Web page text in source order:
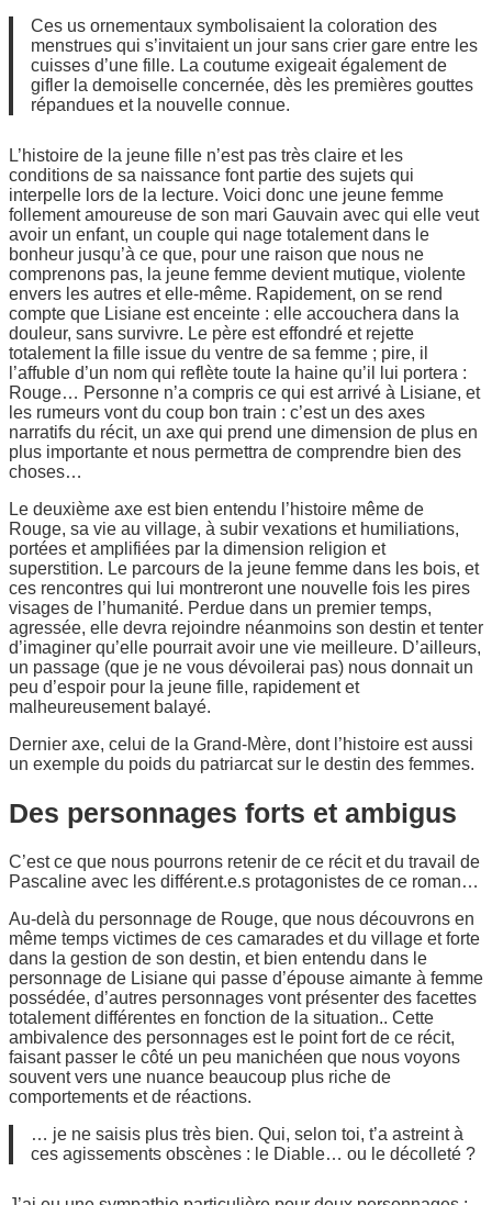
Ces us ornementaux symbolisaient la coloration des
menstrues qui s’invitaient un jour sans crier gare entre les
cuisses d’une fille. La coutume exigeait également de
gifler la demoiselle concernée, dès les premières gouttes
répandues et la nouvelle connue.
L’histoire de la jeune fille n’est pas très claire et les
conditions de sa naissance font partie des sujets qui
interpelle lors de la lecture. Voici donc une jeune femme
follement amoureuse de son mari Gauvain avec qui elle veut
avoir un enfant, un couple qui nage totalement dans le
bonheur jusqu’à ce que, pour une raison que nous ne
comprenons pas, la jeune femme devient mutique, violente
envers les autres et elle-même. Rapidement, on se rend
compte que Lisiane est enceinte : elle accouchera dans la
douleur, sans survivre. Le père est effondré et rejette
totalement la fille issue du ventre de sa femme ; pire, il
l’affuble d’un nom qui reflète toute la haine qu’il lui portera :
Rouge… Personne n’a compris ce qui est arrivé à Lisiane, et
les rumeurs vont du coup bon train : c’est un des axes
narratifs du récit, un axe qui prend une dimension de plus en
plus importante et nous permettra de comprendre bien des
choses…
Le deuxième axe est bien entendu l’histoire même de
Rouge, sa vie au village, à subir vexations et humiliations,
portées et amplifiées par la dimension religion et
superstition. Le parcours de la jeune femme dans les bois, et
ces rencontres qui lui montreront une nouvelle fois les pires
visages de l’humanité. Perdue dans un premier temps,
agressée, elle devra rejoindre néanmoins son destin et tenter
d’imaginer qu’elle pourrait avoir une vie meilleure. D’ailleurs,
un passage (que je ne vous dévoilerai pas) nous donnait un
peu d’espoir pour la jeune fille, rapidement et
malheureusement balayé.
Dernier axe, celui de la Grand-Mère, dont l’histoire est aussi
un exemple du poids du patriarcat sur le destin des femmes.
Des personnages forts et ambigus
C’est ce que nous pourrons retenir de ce récit et du travail de
Pascaline avec les différent.e.s protagonistes de ce roman…
Au-delà du personnage de Rouge, que nous découvrons en
même temps victimes de ces camarades et du village et forte
dans la gestion de son destin, et bien entendu dans le
personnage de Lisiane qui passe d’épouse aimante à femme
possédée, d’autres personnages vont présenter des facettes
totalement différentes en fonction de la situation.. Cette
ambivalence des personnages est le point fort de ce récit,
faisant passer le côté un peu manichéen que nous voyons
souvent vers une nuance beaucoup plus riche de
comportements et de réactions.
… je ne saisis plus très bien. Qui, selon toi, t’a astreint à
ces agissements obscènes : le Diable… ou le décolleté ?